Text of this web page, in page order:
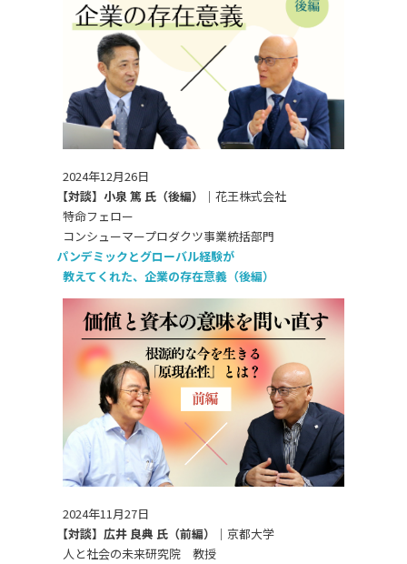
2024年12月26日
【対談】小泉 篤 氏（後編）｜花王株式会社
特命フェロー
コンシューマープロダクツ事業統括部門
パンデミックとグローバル経験が
教えてくれた、企業の存在意義（後編）
2024年11月27日
【対談】広井 良典 氏（前編）｜ 京都大学
人と社会の未来研究院 教授